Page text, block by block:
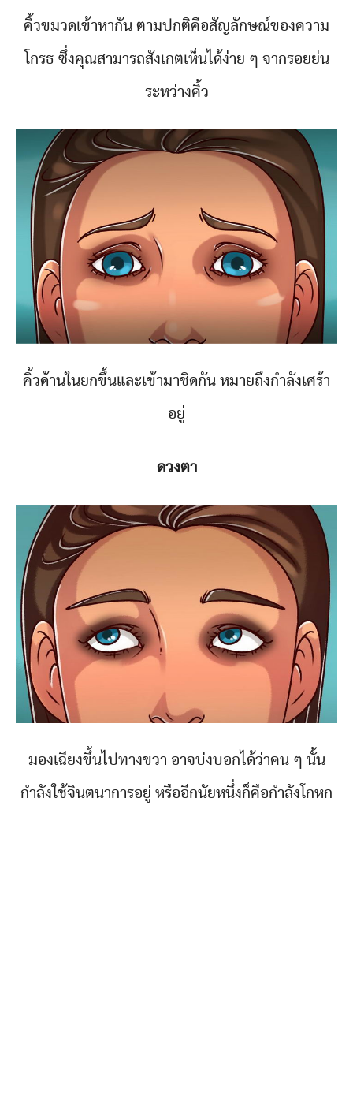
คิ้วขมวดเข้าหากัน ตามปกติคือสัญลักษณ์ของความ
โกรธ ซึ่งคุณสามารถสังเกตเห็นได้ง่าย ๆ จากรอยย่น
ระหว่างคิ้ว
คิ้วด้านในยกขึ้นและเข้ามาชิดกัน หมายถึงกำลังเศร้า
อยู่
ดวงตา
มองเฉียงขึ้นไปทางขวา อาจบ่งบอกได้ว่าคน ๆ นั้น
กำลังใช้จินตนาการอยู่ หรืออีกนัยหนึ่งก็คือกำลังโกหก